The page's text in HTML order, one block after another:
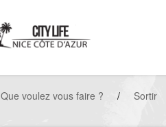
Que voulez vous faire ? / Sortir